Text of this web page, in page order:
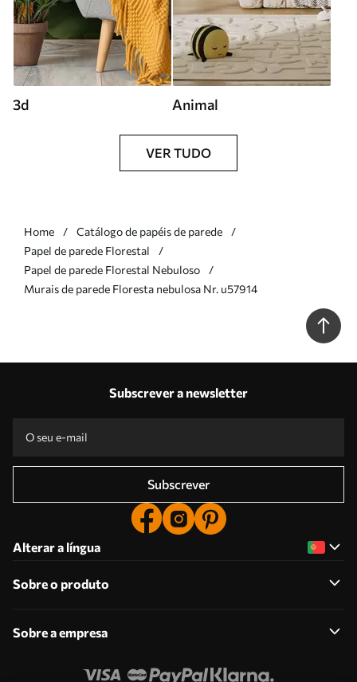
3d Animal
VER TUDO
Home
Catálogo de papéis de parede
Papel de parede Florestal
Papel de parede Florestal Nebuloso
Murais de parede Floresta nebulosa Nr. u57914
Subscrever a newsletter
Subscrever
Alterar a língua
Sobre o produto
Sobre a empresa